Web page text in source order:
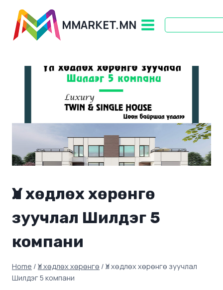
content
MMARKET.MN
Үл хөдлөх хөрөнгө
зуучлал Шилдэг 5
компани
Home / Үл хөдлөх хөрөнгө / Үл хөдлөх хөрөнгө зуучлал
Шилдэг 5 компани